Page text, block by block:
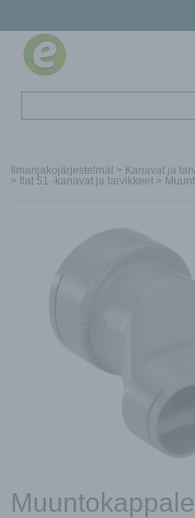
Ilmanjakojärjestelmät > Kanavat ja
> flat 51 -kanavat ja tarvikkeet >